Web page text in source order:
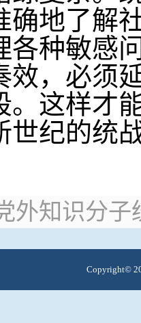
确地了解
各种敏感
效，必须
。这样才
世纪的统
外知识分子
Copyright©